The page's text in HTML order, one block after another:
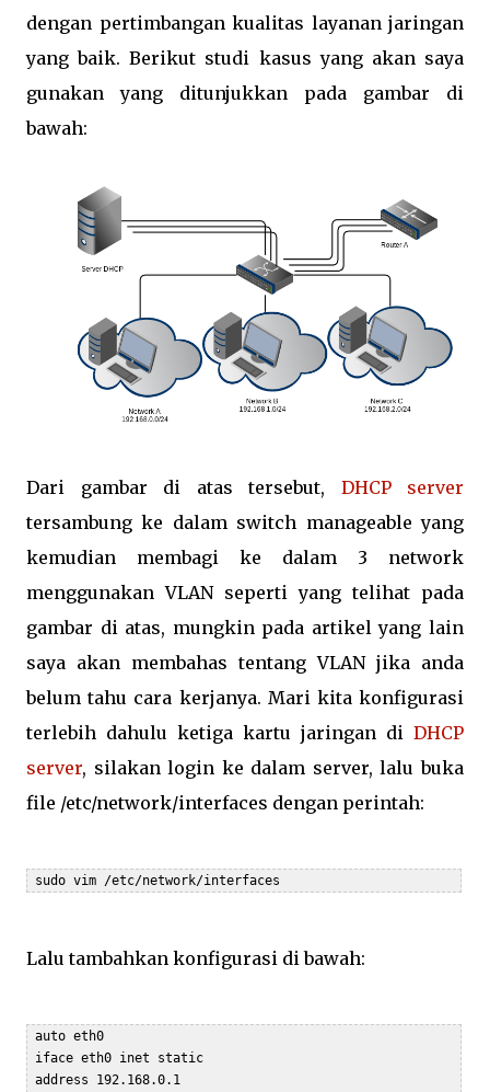
dengan pertimbangan kualitas layanan jaringan
yang baik. Berikut studi kasus yang akan saya
gunakan yang ditunjukkan pada gambar di
bawah:
Dari gambar di atas tersebut, DHCP server
tersambung ke dalam switch manageable yang
kemudian membagi ke dalam 3 network
menggunakan VLAN seperti yang telihat pada
gambar di atas, mungkin pada artikel yang lain
saya akan membahas tentang VLAN jika anda
belum tahu cara kerjanya. Mari kita konfigurasi
terlebih dahulu ketiga kartu jaringan di DHCP
server, silakan login ke dalam server, lalu buka
file /etc/network/interfaces dengan perintah:
sudo vim /etc/network/interfaces
Lalu tambahkan konfigurasi di bawah:
auto eth0
iface eth0 inet static
address 192.168.0.1